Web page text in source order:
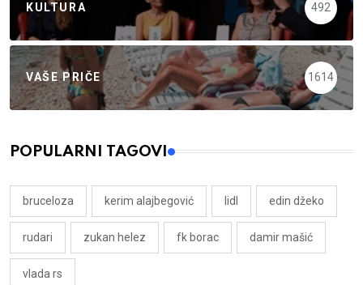
KULTURA 492
VAŠE PRIČE 1614
POPULARNI TAGOVI
bruceloza kerim alajbegović lidl edin džeko
rudari zukan helez fk borac damir mašić
vlada rs